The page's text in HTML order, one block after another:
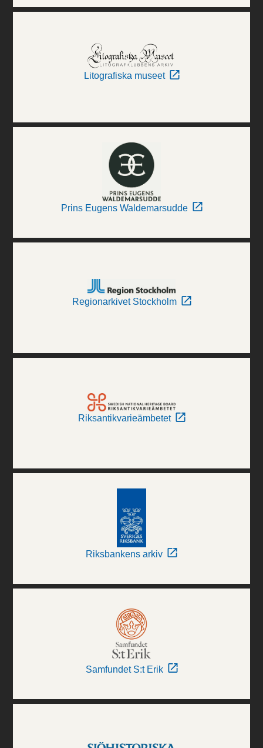
Litografiska museet
Prins Eugens Waldemarsudde
Regionarkivet Stockholm
Riksantikvarieämbetet
Riksbankens arkiv
Samfundet S:t Erik